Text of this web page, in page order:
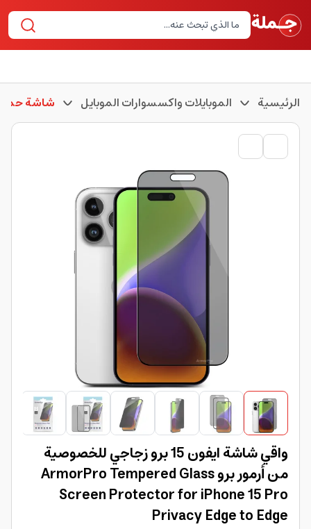
الرئيسية الموبايلات واكسسوارات الموبايل شاشة
واقي شاشة ايفون 15 برو زجاجي للخصوصية
من أرمور برو ArmorPro Tempered Glass
Screen Protector for iPhone 15 Pro
Privacy Edge to Edge